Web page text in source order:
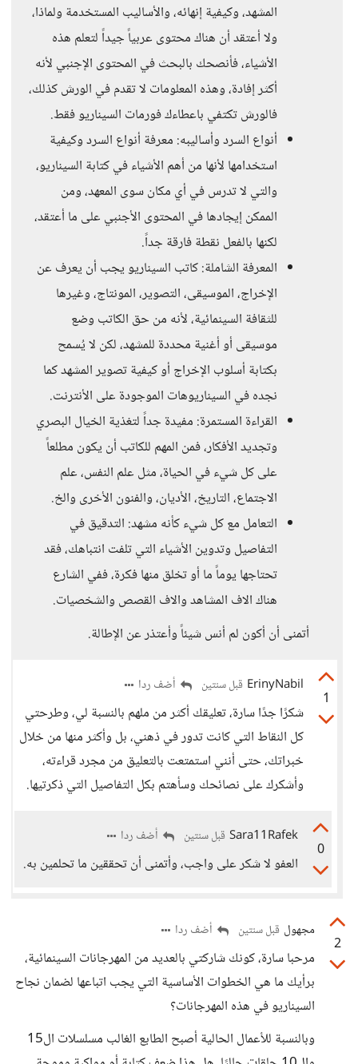
المشهد، وكيفية إنهائه، والأساليب المستخدمة ولماذا،
ولا أعتقد أن هناك محتوى عربياً جيداً لتعلم هذه
الأشياء، فأنصحك بالبحث في المحتوى الإجنبي لأنه
أكثر إفادة، وهذه المعلومات لا تقدم في الورش كذلك،
فالورش تكتفي باعطاءك فورمات السيناريو فقط.
أنواع السرد وأساليبه: معرفة أنواع السرد وكيفية
استخدامها لأنها من أهم الأشياء في كتابة السيناريو،
والتي لا تدرس في أي مكان سوى المعهد، ومن
الممكن إيجادها في المحتوى الأجنبي على ما أعتقد،
لكنها بالفعل نقطة فارقة جداً.
المعرفة الشاملة: كاتب السيناريو يجب أن يعرف عن
الإخراج، الموسيقى، التصوير، المونتاج، وغيرها
للثقافة السينمائية، لأنه من حق الكاتب وضع
موسيقى أو أغنية محددة للمشهد، لكن لا يُسمح
بكتابة أسلوب الإخراج أو كيفية تصوير المشهد كما
نجده في السيناريوهات الموجودة على الأنترنت.
القراءة المستمرة: مفيدة جداً لتغذية الخيال البصري
وتجديد الأفكار، فمن المهم للكاتب أن يكون مطلعاً
على كل شيء في الحياة، مثل علم النفس، علم
الاجتماع، التاريخ، الأديان، والفنون الأخرى والخ.
التعامل مع كل شيء كأنه مشهد: التدقيق في
التفاصيل وتدوين الأشياء التي تلفت انتباهك، فقد
تحتاجها يوماً ما أو تخلق منها فكرة، ففي الشارع
هناك الاف المشاهد والاف القصص والشخصيات.
أتمنى أن أكون لم أنس شيئاً وأعتذر عن الإطالة.
1
ErinyNabil قبل سنتين أضف ردا
شكرًا جدًا سارة، تعليقك أكثر من ملهم بالنسبة لي، وطرحتي
كل النقاط التي كانت تدور في ذهني، بل وأكثر منها من خلال
خبراتك، حتى أنني استمتعت بالتعليق من مجرد قراءته،
وأشكرك على نصائحك وسأهتم بكل التفاصيل التي ذكرتيها.
0
Sara11Rafek قبل سنتين أضف ردا
العفو لا شكر على واجب، وأتمنى أن تحققين ما تحلمين به.
2
مجهول قبل سنتين أضف ردا
مرحبا سارة، كونك شاركتي بالعديد من المهرجانات السينمائية،
برأيك ما هي الخطوات الأساسية التي يجب اتباعها لضمان نجاح
السيناريو في هذه المهرجانات؟
وبالنسبة للأعمال الحالية أصبح الطابع الغالب مسلسلات ال15